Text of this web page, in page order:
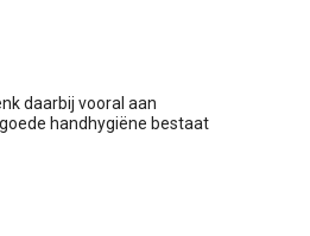
daarbij vooral aan
handhygiëne bestaat